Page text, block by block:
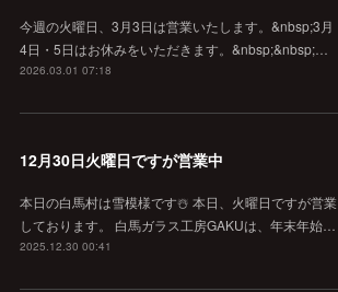
今週の火曜日、3月3日は営業いたします。&nbsp;3月
4日・5日はお休みをいただきます。&nbsp;&nbsp;…
2026.03.01 07:18
12月30日火曜日ですが営業中
本日の白馬村は雪模様です☃️ 本日、火曜日ですが営業
しております。 白馬ガラス工房GAKUは、年末年始…
2025.12.30 00:41